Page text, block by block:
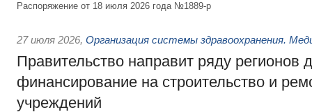
Распоряжение от 18 июля 2026 года №1889-р
27 июля 2026, Организация системы здравоохранения.
Правительство направит ряду регионов
финансирование на строительство и
учреждений